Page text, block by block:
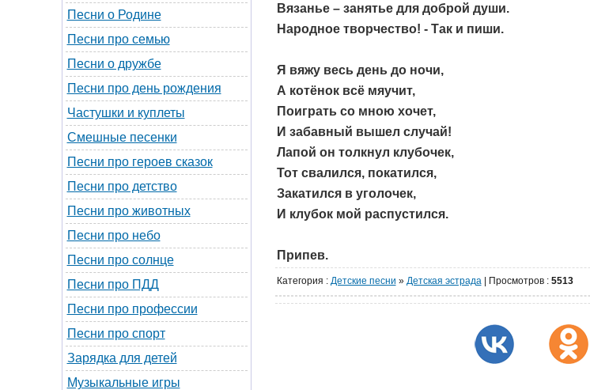
Песни о Родине
Песни про семью
Песни о дружбе
Песни про день рождения
Частушки и куплеты
Смешные песенки
Песни про героев сказок
Песни про детство
Песни про животных
Песни про небо
Песни про солнце
Песни про ПДД
Песни про профессии
Песни про спорт
Зарядка для детей
Музыкальные игры
Вязанье – занятье для доброй души.
Народное творчество! - Так и пиши.
Я вяжу весь день до ночи,
А котёнок всё мяучит,
Поиграть со мною хочет,
И забавный вышел случай!
Лапой он толкнул клубочек,
Тот свалился, покатился,
Закатился в уголочек,
И клубок мой распустился.
Припев.
Категория : Детские песни » Детская эстрада | Просмотров : 5513